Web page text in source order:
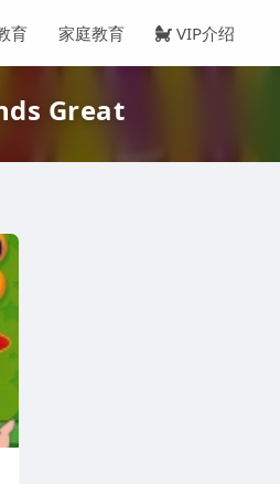
育 家庭教育 VIP介绍
Great